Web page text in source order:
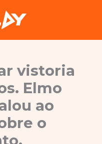
vistoria
Elmo
ao
o